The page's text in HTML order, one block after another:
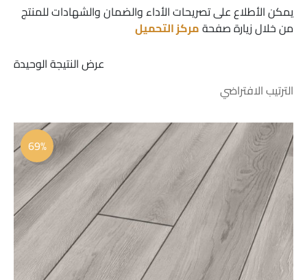
يمكن الأطلاع على تصريحات الأداء والضمان والشهادات للمنتج
من خلال زيارة صفحةمركز التحميل
عرض النتيجة الوحيدة
69%
السعر
هو:
 75.00.
السعر
الحالي
هو:
 23.00.